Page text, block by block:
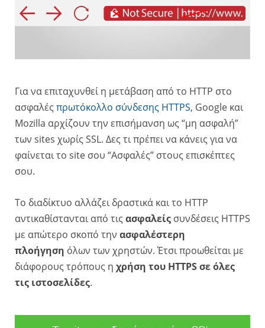
Για να επιταχυνθεί η μετάβαση από το HTTP στο
ασφαλές πρωτόκολλο σύνδεσης HTTPS, Google και
Mozilla αρχίζουν την επισήμανση ως “μη ασφαλή”
των sites χωρίς SSL. Δες τι πρέπει να κάνεις για να
φαίνεται το site σου “Ασφαλές” στους επισκέπτες
σου.
Το διαδίκτυο αλλάζει δραστικά και το HTTP
αντικαθίστανται από τις ασφαλείς συνδέσεις HTTPS
με απώτερο σκοπό την ασφαλέστερη
πλοήγηση όλων των χρηστών. Έτσι προωθείται με
διάφορους τρόπους η χρήση του HTTPS σε όλες
τις ιστοσελίδες.